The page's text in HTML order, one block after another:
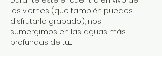
los viernes (que también puedes
disfrutarlo grabado), nos
sumergimos en las aguas más
profundas de tu…